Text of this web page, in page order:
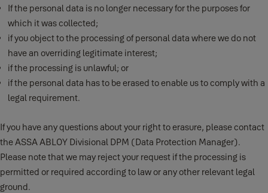
If the personal data is no longer necessary for the purposes for
which it was collected;
if you object to the processing of personal data where we do not
have an overriding legitimate interest;
if the processing is unlawful; or
if the personal data has to be erased to enable us to comply with a
legal requirement.
If you have any questions about your right to erasure, please contact
the ASSA ABLOY Divisional DPM (Data Protection Manager).
Please note that we may reject your request if the processing is
permitted or required according to law or any other relevant legal
ground.